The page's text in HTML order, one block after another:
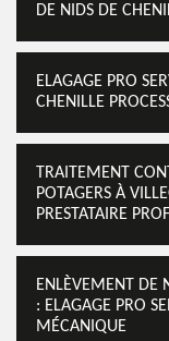
DE NIDS DE
ELAGAGE PRO
CHENILLE
TRAITEMENT
POTAGERS À
PRESTATAIRE
ENLÈVEMENT DE
: ELAGAGE PRO
MÉCANIQUE